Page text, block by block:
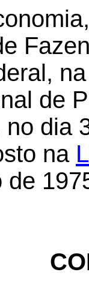
de
dia
na
de